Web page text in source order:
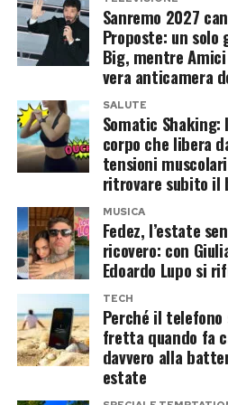
restano poche esibizioni,
spazio narrativo ridotto.
può regalare un trofeo, ma
pubblico ricordi il brano una
riflettori.
Amici e X Factor
vera Sanremo
Mentre Sanremo riduce lo
emergenti, i talent
segue i cantanti per mesi,
fragilità e ambizioni,
sostenitori e trasforma le
riconoscibili prima
Per ora, tuttavia, nessuno
considerarsi ufficialmente
Carlucci ama trasformare
cast in un piccolo
annunci e sorprese.
dal programma
estivo dei nomi.
Aurora Ramazzotti e
il gossip entra in
Aurora Ramazzotti
colpi più forti della nuova
Michelle Hunziker ed Eros
mostrato una certa
Sanremo 2027
Proposte: un
Big, mentre
vera anticamera
SALUTE
Somatic
corpo che libera
tensioni
ritrovare subito il
MUSICA
Fedez, l’estate
ricovero: con
Edoardo Lupo si
TECH
Perché il
fretta quando fa
davvero alla
estate